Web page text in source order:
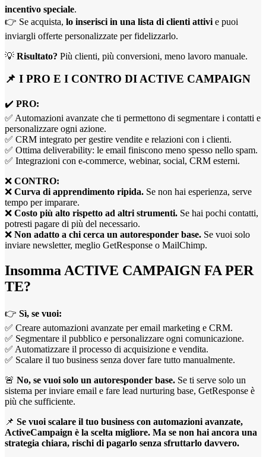
incentivo speciale.
👉 Se acquista, lo inserisci in una lista di clienti attivi e puoi
inviargli offerte personalizzate per fidelizzarlo.
💡 Risultato? Più clienti, più conversioni, meno lavoro manuale.
📌 I PRO E I CONTRO DI ACTIVE CAMPAIGN
✔️ PRO:
✅ Automazioni avanzate che ti permettono di segmentare i contatti e
personalizzare ogni azione.
✅ CRM integrato per gestire vendite e relazioni con i clienti.
✅ Ottima deliverability: le email finiscono meno spesso nello spam.
✅ Integrazioni con e-commerce, webinar, social, CRM esterni.
❌ CONTRO:
❌ Curva di apprendimento ripida. Se non hai esperienza, serve
tempo per imparare.
❌ Costo più alto rispetto ad altri strumenti. Se hai pochi contatti,
potresti pagare di più del necessario.
❌ Non adatto a chi cerca un autoresponder base. Se vuoi solo
inviare newsletter, meglio GetResponse o MailChimp.
Insomma ACTIVE CAMPAIGN FA PER
TE?
👉 Sì, se vuoi:
✅ Creare automazioni avanzate per email marketing e CRM.
✅ Segmentare il pubblico e personalizzare ogni comunicazione.
✅ Automatizzare il processo di acquisizione e vendita.
✅ Scalare il tuo business senza dover fare tutto manualmente.
🚨 No, se vuoi solo un autoresponder base. Se ti serve solo un
sistema per inviare email e fare lead nurturing base, GetResponse è
più che sufficiente.
📌 Se vuoi scalare il tuo business con automazioni avanzate,
ActiveCampaign è la scelta migliore. Ma se non hai ancora una
strategia chiara, rischi di pagarlo senza sfruttarlo davvero.